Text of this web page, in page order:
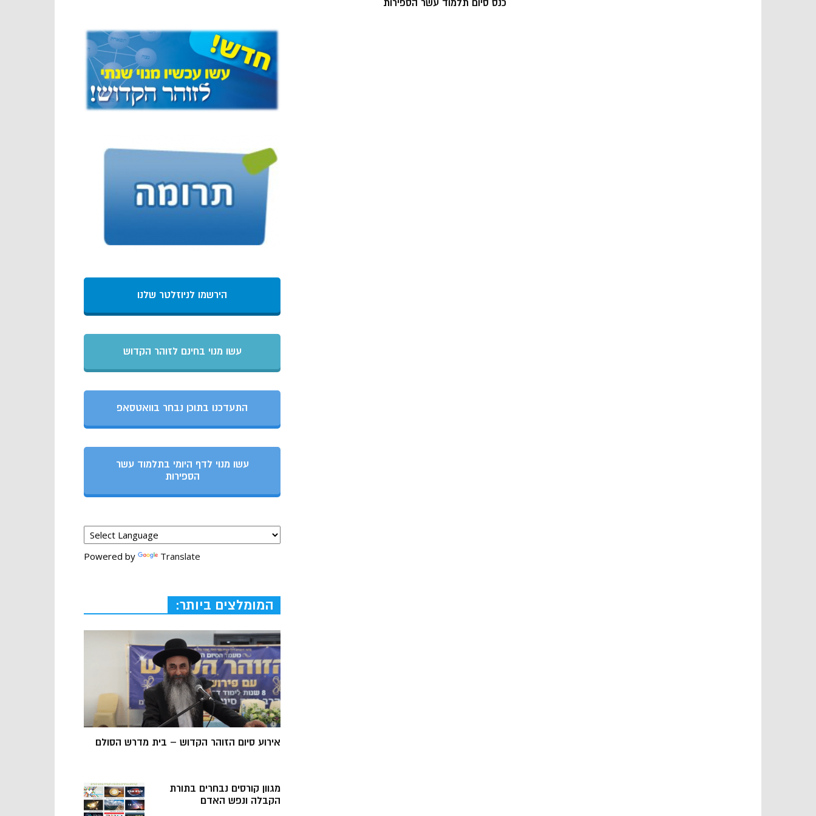
כנס סיום תלמוד עשר הספירות
הירשמו לניוזלטר שלנו
עשו מנוי בחינם לזוהר הקדוש
התעדכנו בתוכן נבחר בוואטסאפ
עשו מנוי לדף היומי בתלמוד עשר
הספירות
Powered by Translate
המומלצים ביותר:
אירוע סיום הזוהר הקדוש – בית מדרש הסולם
מגוון קורסים נבחרים בתורת
הקבלה ונפש האדם